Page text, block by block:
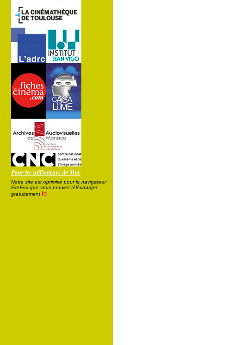
Pour les utilisateurs de Mac
Notre site est optimisé pour le navigateur
FireFox que vous pouvez télécharger
gratuitement ici